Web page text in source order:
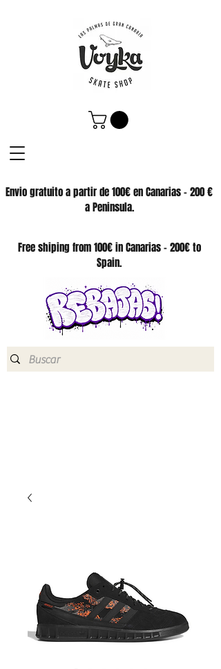
Envio gratuito a partir de 100€ en Canarias - 200 €
a Peninsula.
SKATE SHOP
Free shiping from 100€ in Canarias - 200€ to
Spain.